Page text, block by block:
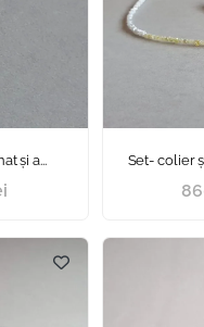
și a... Set- colier